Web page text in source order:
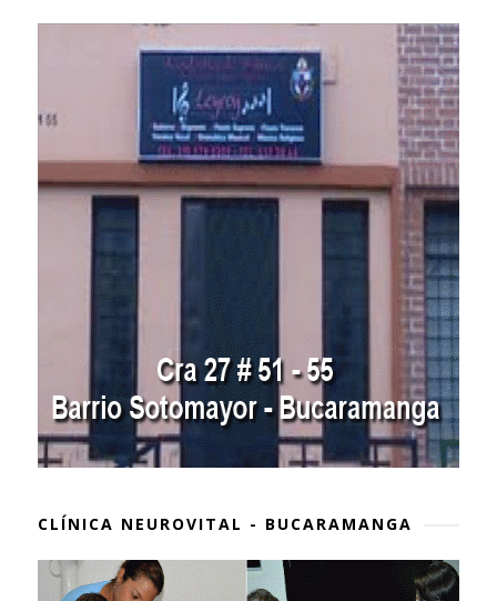
CLÍNICA NEUROVITAL - BUCARAMANGA